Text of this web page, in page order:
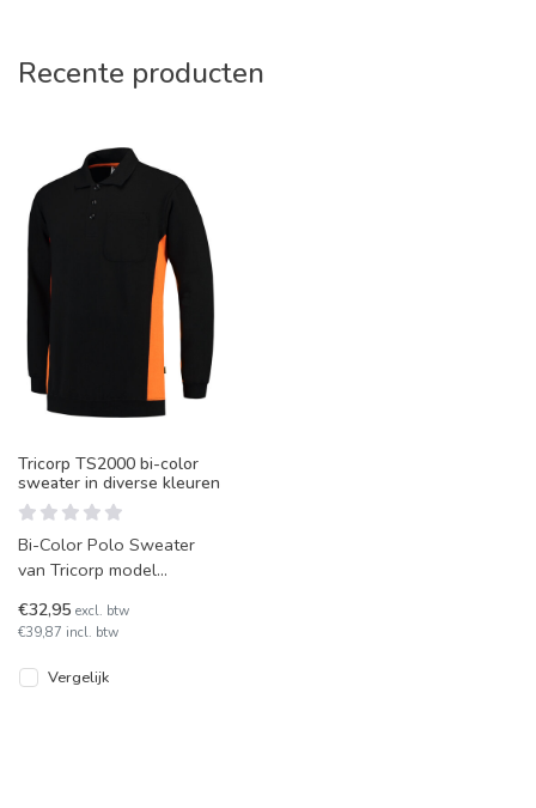
Recente producten
Tricorp TS2000 bi-color
sweater in diverse kleuren
Bi-Color Polo Sweater
van Tricorp model
gemakkelijke borstzak en
boord aan de onderzijde
€32,95 excl. btw
€39,87 incl. btw
Vergelijk